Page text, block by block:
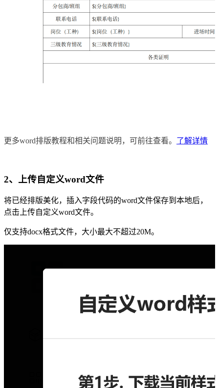
更多word排版教程和相关问题说明，可前往查看。 了解详情
2、上传自定义word文件
将已经排版美化，插入字段代码的word文件保存到本地后，
点击上传自定义word文件。
仅支持docx格式文件，大小最大不超过20M。